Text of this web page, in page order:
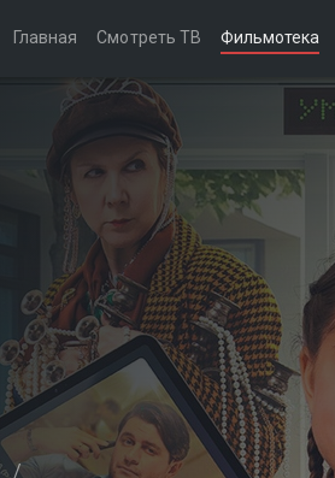
Главная Смотреть ТВ Фильмотека
/